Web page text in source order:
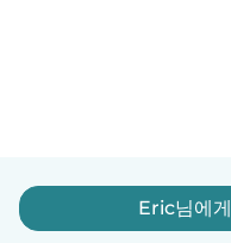
Eric님에